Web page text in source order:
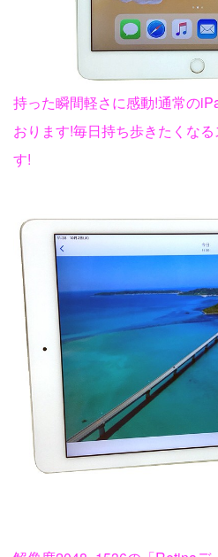
持った瞬間軽さに感動!通常の
おります!毎日持ち歩きたくな
す!